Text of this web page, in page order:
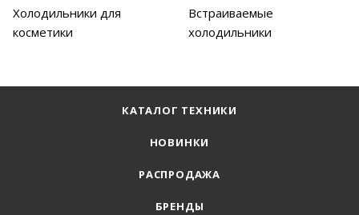
Холодильники для
косметики
Встраиваемые
холодильники
КАТАЛОГ ТЕХНИКИ
НОВИНКИ
РАСПРОДАЖА
БРЕНДЫ